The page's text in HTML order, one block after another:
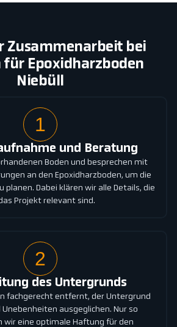
Zusammenarbeit bei
für Epoxidharzboden
Niebüll
1
und Beratung
Boden und besprechen mit
an den Epoxidharzboden, um die
planen. Dabei klären wir alle Details, die
Projekt relevant sind.
2
des Untergrunds
fachgerecht entfernt, der Untergrund
ausgeglichen. Nur so
wir eine optimale Haftung für den